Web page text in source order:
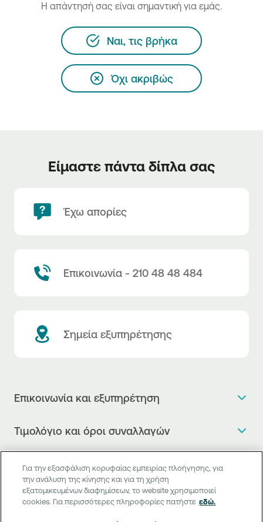
H απάντησή σας είναι σημαντική για εμάς.
Ναι, τις βρήκα
Όχι ακριβώς
Είμαστε πάντα δίπλα σας
Έχω απορίες
Επικοινωνία - 210 48 48 484
Σημεία εξυπηρέτησης
Επικοινωνία και εξυπηρέτηση
Η νέα Ψηφιακή Εποχή στις συναλλαγές, έφτασε!
Θέλω να μιλήσω με Corporate Transaction Banking
Officer
Τιμολόγιο και όροι συναλλαγών
Τιμολόγιο της Τράπεζας
Δελτίο τιμών συναλλάγματος
Δελτίο πληροφόρησης περί τελών
Χρήσιμοι σύνδεσμοι
Συχνές ερωτήσεις
Κανονιστική Συμμόρφωση
Digital Banking
Για την εξασφάλιση κορυφαίας εμπειρίας πλοήγησης, για
την ανάλυση της κίνησης και για τη χρήση
εξατομικευμένων διαφημίσεων, το website χρησιμοποιεί
cookies. Για περισσότερες πληροφορίες πατήστε εδώ.